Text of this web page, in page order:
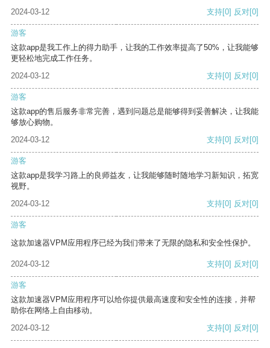
2024-03-12
支持[0] 反对[0]
游客
这款app是我工作上的得力助手，让我的工作效率提高了50%，让我能够
更轻松地完成工作任务。
2024-03-12
支持[0] 反对[0]
游客
这款app的售后服务非常完善，遇到问题总是能够得到妥善解决，让我能
够放心购物。
2024-03-12
支持[0] 反对[0]
游客
这款app是我学习路上的良师益友，让我能够随时随地学习新知识，拓宽
视野。
2024-03-12
支持[0] 反对[0]
游客
这款加速器VPM应用程序已经为我们带来了无限的隐私和安全性保护。
2024-03-12 支持[0] 反对[0]
游客
这款加速器VPM应用程序可以给你提供最高速度和安全性的连接，并帮
助你在网络上自由移动。
2024-03-12
支持[0] 反对[0]